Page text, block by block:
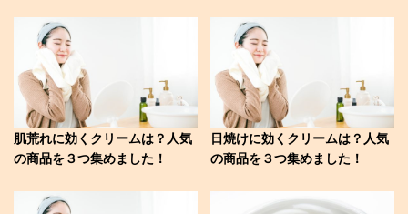
肌荒れに効くクリームは？人気
の商品を３つ集めました！
日焼けに効くクリームは？人気
の商品を３つ集めました！